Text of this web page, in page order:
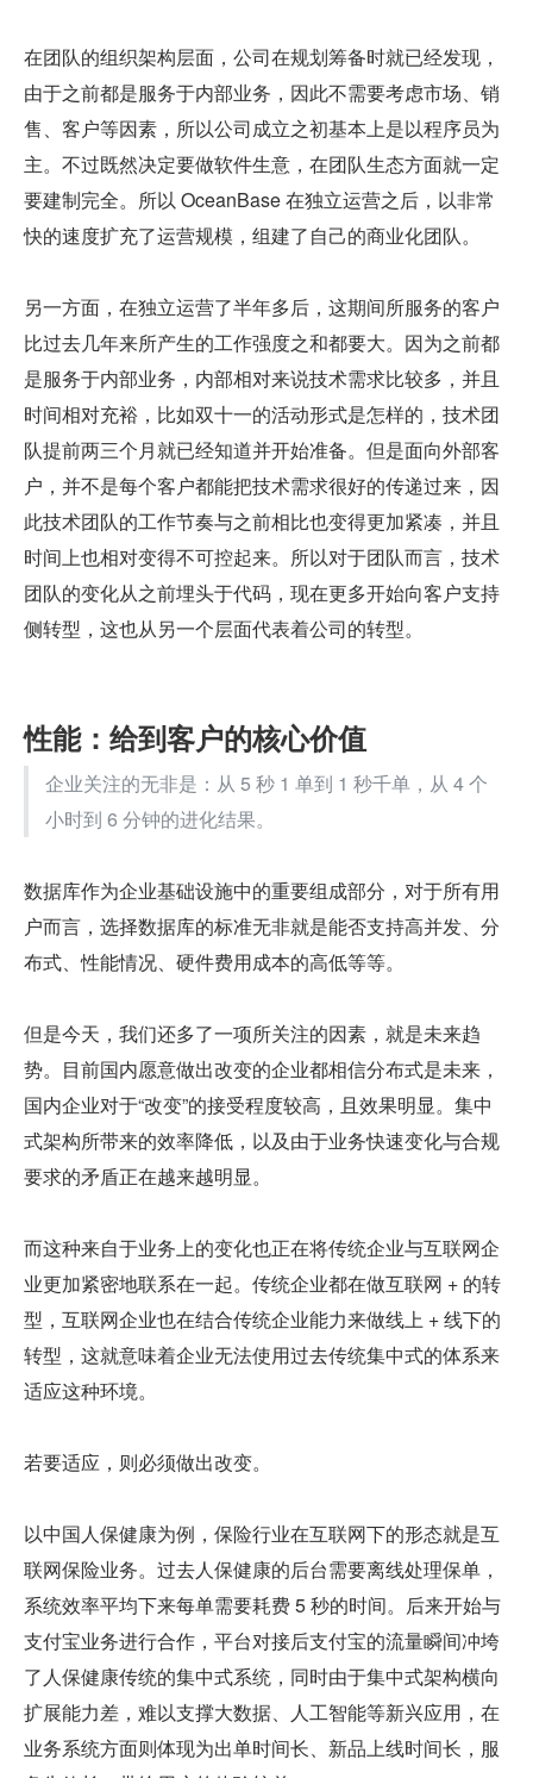
在团队的组织架构层面，公司在规划筹备时就已经发现，
由于之前都是服务于内部业务，因此不需要考虑市场、销
售、客户等因素，所以公司成立之初基本上是以程序员为
主。不过既然决定要做软件生意，在团队生态方面就一定
要建制完全。所以 OceanBase 在独立运营之后，以非常
快的速度扩充了运营规模，组建了自己的商业化团队。
另一方面，在独立运营了半年多后，这期间所服务的客户
比过去几年来所产生的工作强度之和都要大。因为之前都
是服务于内部业务，内部相对来说技术需求比较多，并且
时间相对充裕，比如双十一的活动形式是怎样的，技术团
队提前两三个月就已经知道并开始准备。但是面向外部客
户，并不是每个客户都能把技术需求很好的传递过来，因
此技术团队的工作节奏与之前相比也变得更加紧凑，并且
时间上也相对变得不可控起来。所以对于团队而言，技术
团队的变化从之前埋头于代码，现在更多开始向客户支持
侧转型，这也从另一个层面代表着公司的转型。
性能：给到客户的核心价值
企业关注的无非是：从 5 秒 1 单到 1 秒千单，从 4 个
小时到 6 分钟的进化结果。
数据库作为企业基础设施中的重要组成部分，对于所有用
户而言，选择数据库的标准无非就是能否支持高并发、分
布式、性能情况、硬件费用成本的高低等等。
但是今天，我们还多了一项所关注的因素，就是未来趋
势。目前国内愿意做出改变的企业都相信分布式是未来，
国内企业对于“改变”的接受程度较高，且效果明显。集中
式架构所带来的效率降低，以及由于业务快速变化与合规
要求的矛盾正在越来越明显。
而这种来自于业务上的变化也正在将传统企业与互联网企
业更加紧密地联系在一起。传统企业都在做互联网 + 的转
型，互联网企业也在结合传统企业能力来做线上 + 线下的
转型，这就意味着企业无法使用过去传统集中式的体系来
适应这种环境。
若要适应，则必须做出改变。
以中国人保健康为例，保险行业在互联网下的形态就是互
联网保险业务。过去人保健康的后台需要离线处理保单，
系统效率平均下来每单需要耗费 5 秒的时间。后来开始与
支付宝业务进行合作，平台对接后支付宝的流量瞬间冲垮
了人保健康传统的集中式系统，同时由于集中式架构横向
扩展能力差，难以支撑大数据、人工智能等新兴应用，在
业务系统方面则体现为出单时间长、新品上线时间长，服